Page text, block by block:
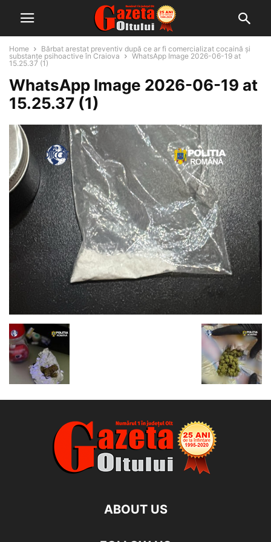
Home
Bărbat arestat preventiv după ce ar fi comercializat cocaină și
substanțe psihoactive în Craiova
WhatsApp Image 2026-06-19 at
15.25.37 (1)
WhatsApp Image 2026-06-19 at
15.25.37 (1)
ABOUT US